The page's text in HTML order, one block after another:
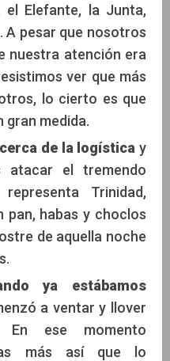
el Elefante, la Junta,
A pesar que nosotros
nuestra atención era
ver que más
lo cierto es que
gran medida.
de la logística y
atacar el tremendo
Trinidad,
pan, habas y choclos
de aquella noche
ya estábamos
a ventar y llover
En ese momento
más así que lo